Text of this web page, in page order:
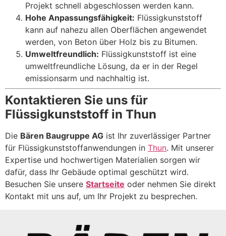
Projekt schnell abgeschlossen werden kann.
Hohe Anpassungsfähigkeit: Flüssigkunststoff
kann auf nahezu allen Oberflächen angewendet
werden, von Beton über Holz bis zu Bitumen.
Umweltfreundlich: Flüssigkunststoff ist eine
umweltfreundliche Lösung, da er in der Regel
emissionsarm und nachhaltig ist.
Kontaktieren Sie uns für
Flüssigkunststoff in Thun
Die Bären Baugruppe AG ist Ihr zuverlässiger Partner
für Flüssigkunststoffanwendungen in Thun. Mit unserer
Expertise und hochwertigen Materialien sorgen wir
dafür, dass Ihr Gebäude optimal geschützt wird.
Besuchen Sie unsere Startseite oder nehmen Sie direkt
Kontakt mit uns auf, um Ihr Projekt zu besprechen.